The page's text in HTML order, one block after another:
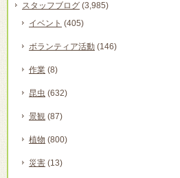
スタッフブログ (3,985)
イベント (405)
ボランティア活動 (146)
作業 (8)
昆虫 (632)
景観 (87)
植物 (800)
災害 (13)